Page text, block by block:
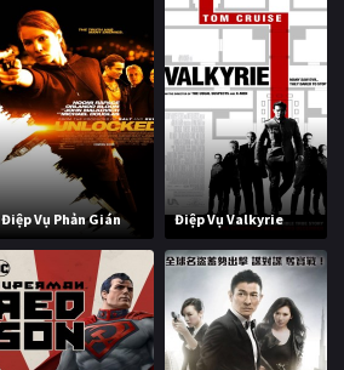
Điệp Vụ Phản Gián Điệp Vụ Valkyrie